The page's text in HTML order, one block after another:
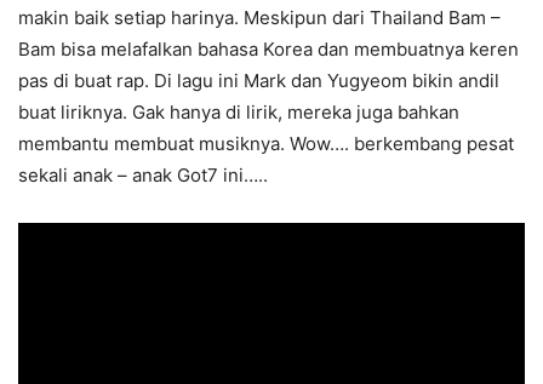
makin baik setiap harinya. Meskipun dari Thailand Bam –
Bam bisa melafalkan bahasa Korea dan membuatnya keren
pas di buat rap. Di lagu ini Mark dan Yugyeom bikin andil
buat liriknya. Gak hanya di lirik, mereka juga bahkan
membantu membuat musiknya. Wow…. berkembang pesat
sekali anak – anak Got7 ini…..